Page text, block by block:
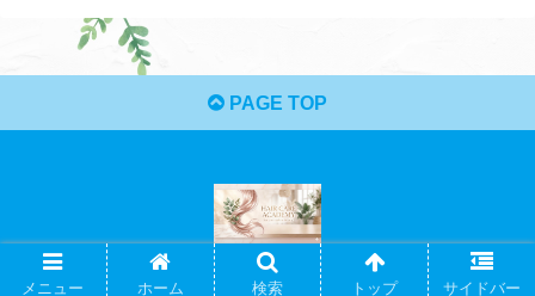
PAGE TOP
© 2021 ヘアケアアカデミー.
メニュー ホーム 検索 トップ サイドバー